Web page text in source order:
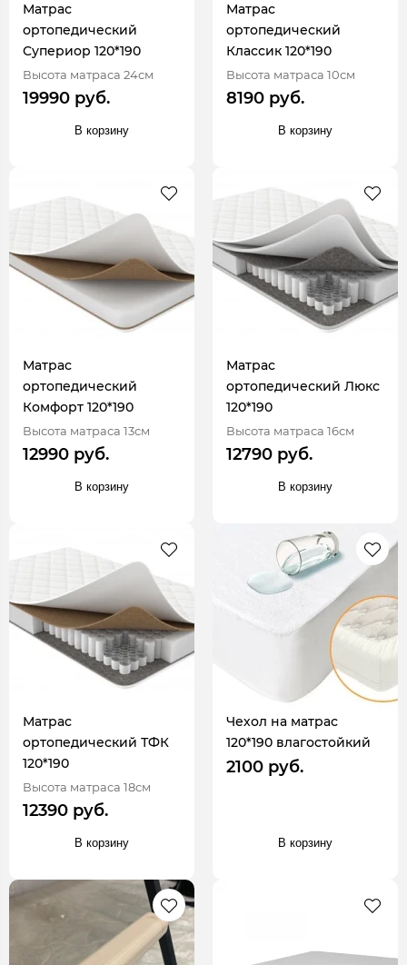
Матрас
ортопедический
Супериор 120*190
Высота матраса 24см
19990 руб.
В корзину
Матрас
ортопедический
Классик 120*190
Высота матраса 10см
8190 руб.
В корзину
Матрас
ортопедический
Комфорт 120*190
Высота матраса 13см
12990 руб.
В корзину
Матрас
ортопедический Люкс
120*190
Высота матраса 16см
12790 руб.
В корзину
Матрас
ортопедический ТФК
120*190
Высота матраса 18см
12390 руб.
В корзину
Чехол на матрас
120*190 влагостойкий
2100 руб.
В корзину